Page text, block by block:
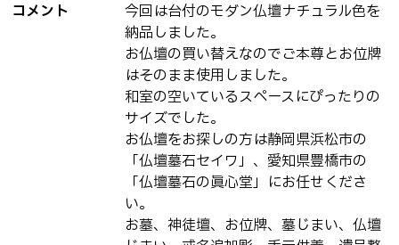
コメント
今回は台付のモダン仏壇ナチュラル色を
納品しました。
お仏壇の買い替えなのでご本尊とお位牌
はそのまま使用しました。
和室の空いているスペースにぴったりの
サイズでした。
お仏壇をお探しの方は静岡県浜松市の
「仏壇墓石セイワ」、愛知県豊橋市の
「仏壇墓石の眞心堂」にお任せくださ
い。
お墓、神徒壇、お位牌、墓じまい、仏壇